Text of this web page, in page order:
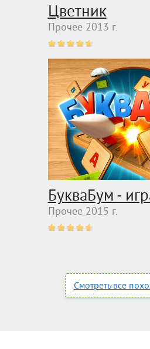
Цветник
Прочее 2013 г.
БукваБум -
Прочее 2015 г.
Смотреть все